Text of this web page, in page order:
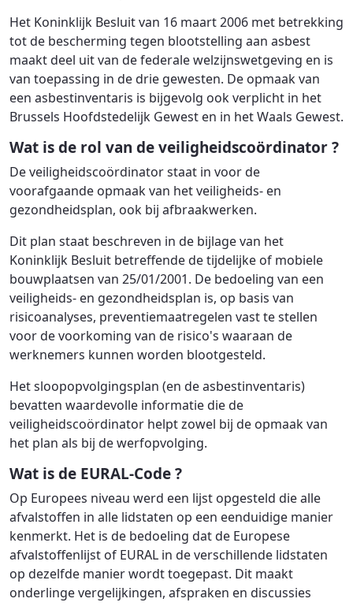
Het Koninklijk Besluit van 16 maart 2006 met betrekking
tot de bescherming tegen blootstelling aan asbest
maakt deel uit van de federale welzijnswetgeving en is
van toepassing in de drie gewesten. De opmaak van
een asbestinventaris is bijgevolg ook verplicht in het
Brussels Hoofdstedelijk Gewest en in het Waals Gewest.
Wat is de rol van de veiligheidscoördinator ?
De veiligheidscoördinator staat in voor de
voorafgaande opmaak van het veiligheids- en
gezondheidsplan, ook bij afbraakwerken.
Dit plan staat beschreven in de bijlage van het
Koninklijk Besluit betreffende de tijdelijke of mobiele
bouwplaatsen van 25/01/2001. De bedoeling van een
veiligheids- en gezondheidsplan is, op basis van
risicoanalyses, preventiemaatregelen vast te stellen
voor de voorkoming van de risico's waaraan de
werknemers kunnen worden blootgesteld.
Het sloopopvolgingsplan (en de asbestinventaris)
bevatten waardevolle informatie die de
veiligheidscoördinator helpt zowel bij de opmaak van
het plan als bij de werfopvolging.
Wat is de EURAL-Code ?
Op Europees niveau werd een lijst opgesteld die alle
afvalstoffen in alle lidstaten op een eenduidige manier
kenmerkt. Het is de bedoeling dat de Europese
afvalstoffenlijst of EURAL in de verschillende lidstaten
op dezelfde manier wordt toegepast. Dit maakt
onderlinge vergelijkingen, afspraken en discussies